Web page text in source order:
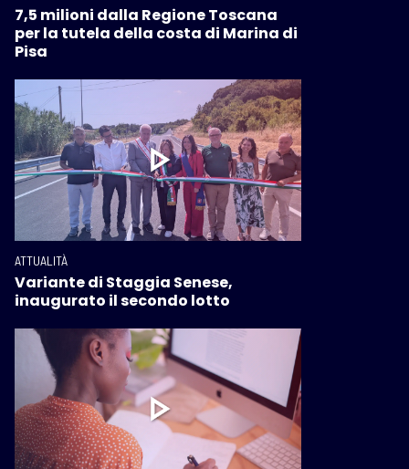
7,5 milioni dalla Regione Toscana
per la tutela della costa di Marina di
Pisa
ATTUALITÀ
Variante di Staggia Senese,
inaugurato il secondo lotto